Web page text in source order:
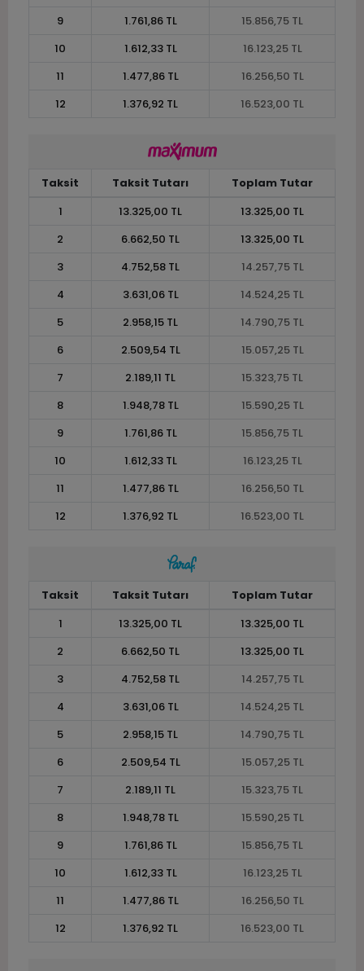
9
1.761,86 TL
15.856,75 TL
10
1.612,33 TL
16.123,25 TL
11
1.477,86 TL
16.256,50 TL
12
1.376,92 TL 16.523,00 TL
Taksit Taksit Tutarı
Toplam Tutar
1
13.325,00 TL
13.325,00 TL
2
6.662,50 TL
13.325,00 TL
3
4.752,58 TL
14.257,75 TL
4
3.631,06 TL
14.524,25 TL
5
2.958,15 TL
14.790,75 TL
6
2.509,54 TL
15.057,25 TL
7
2.189,11 TL
15.323,75 TL
8
1.948,78 TL
15.590,25 TL
9
1.761,86 TL
15.856,75 TL
10
1.612,33 TL
16.123,25 TL
11
1.477,86 TL
16.256,50 TL
12
1.376,92 TL 16.523,00 TL
Taksit Taksit Tutarı
Toplam Tutar
1
13.325,00 TL
13.325,00 TL
2
6.662,50 TL
13.325,00 TL
3
4.752,58 TL
14.257,75 TL
4
3.631,06 TL
14.524,25 TL
5
2.958,15 TL
14.790,75 TL
6
2.509,54 TL
15.057,25 TL
7
2.189,11 TL
15.323,75 TL
8
1.948,78 TL
15.590,25 TL
9
1.761,86 TL
15.856,75 TL
10
1.612,33 TL
16.123,25 TL
11
1.477,86 TL
16.256,50 TL
12
1.376,92 TL 16.523,00 TL